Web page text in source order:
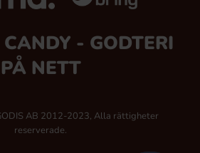
CANDY - GODTERI
PÅ NETT
AB 2012-2023, Alla rättigheter
reserverade.